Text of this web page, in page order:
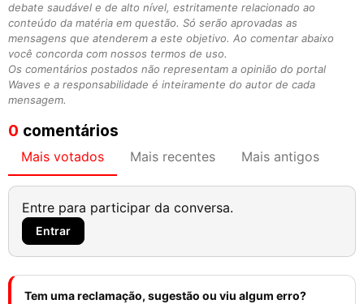
debate saudável e de alto nível, estritamente relacionado ao
conteúdo da matéria em questão. Só serão aprovadas as
mensagens que atenderem a este objetivo. Ao comentar abaixo
você concorda com nossos termos de uso.
Os comentários postados não representam a opinião do portal
Waves e a responsabilidade é inteiramente do autor de cada
mensagem.
0 comentários
Mais votados Mais recentes Mais antigos
Entre para participar da conversa.
Entrar
Tem uma reclamação, sugestão ou viu algum erro?